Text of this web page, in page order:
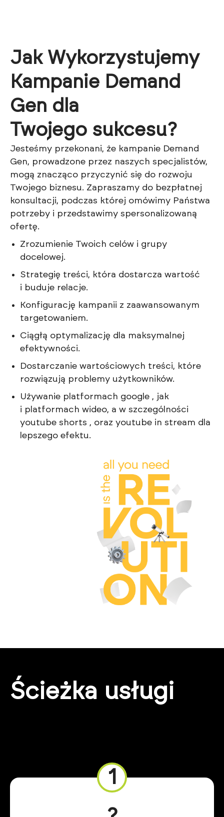
Jak Wykorzystujemy
Kampanie Demand
Gen dla
Twojego sukcesu?
Jesteśmy przekonani, że kampanie Demand
Gen, prowadzone przez naszych specjalistów,
mogą znacząco przyczynić się do rozwoju
Twojego biznesu. Zapraszamy do bezpłatnej
konsultacji, podczas której omówimy Państwa
potrzeby i przedstawimy spersonalizowaną
ofertę.
Zrozumienie Twoich celów i grupy
docelowej.
Strategię treści, która dostarcza wartość
i buduje relacje.
Konfigurację kampanii z zaawansowanym
targetowaniem.
Ciągłą optymalizację dla maksymalnej
efektywności.
Dostarczanie wartościowych treści, które
rozwiązują problemy użytkowników.
Używanie platformach google , jak
i platformach wideo, a w szczególności
youtube shorts , oraz youtube in stream dla
lepszego efektu.
Ścieżka usługi
1